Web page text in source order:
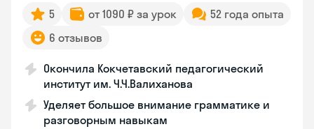
5 от 1090 ₽ за урок
52 года опыта
6 отзывов
Окончила Кокчетавский педагогический
институт им. Ч.Ч.Валиханова
Уделяет большое внимание грамматике и
разговорным навыкам